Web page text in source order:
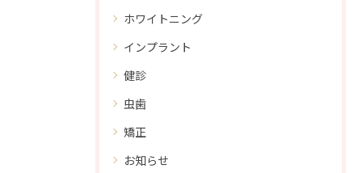
ホワイトニング
インプラント
健診
虫歯
矯正
お知らせ